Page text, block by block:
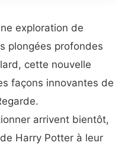
exploration de
plongées profondes
cette nouvelle
façons innovantes de
arrivent bientôt,
Harry Potter à leur